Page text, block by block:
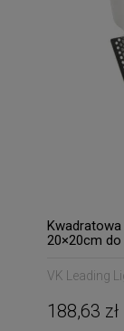
Kwadratowa
20×20cm
VK Leading
188,63 zł